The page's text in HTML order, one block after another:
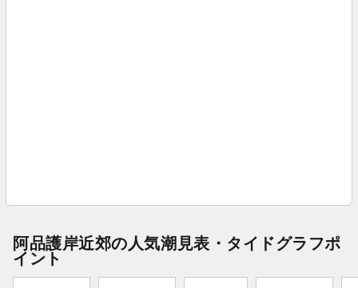
阿品護岸近郊の人気潮見表・タイドグラフポ
イント